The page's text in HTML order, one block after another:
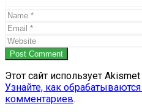
Post Comment
Этот сайт использует
Узнайте, как
комментариев.